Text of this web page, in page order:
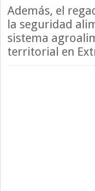
Además, el
la seguridad
sistema
territorial en